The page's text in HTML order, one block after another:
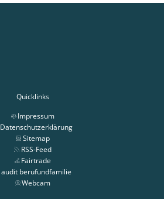
Quicklinks
Impressum
Datenschutzerklärung
Sitemap
RSS-Feed
Fairtrade
audit berufundfamilie
Webcam